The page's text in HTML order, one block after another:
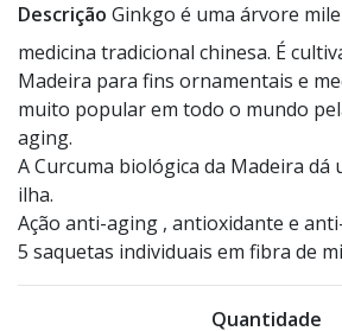
Descrição Ginkgo é uma árvore
medicina tradicional chinesa. É
Madeira para fins ornamentais e
muito popular em todo o mundo
aging.
A Curcuma biológica da Madeira dá
ilha.
Ação anti-aging , antioxidante e
5 saquetas individuais em fibra de
Quantidade